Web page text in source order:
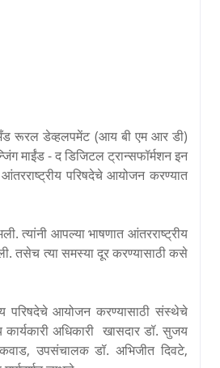
रूरल डेव्हलपमेंट (आय बी एम आर डी)
माईंड - द डिजिटल ट्रान्सफॉर्मशन इन
परिषदेचे आयोजन करण्यात
त्यांनी आपल्या भाषणात आंतरराष्ट्रीय
तसेच त्या समस्या दूर करण्यासाठी कसे
परिषदेचे आयोजन करण्यासाठी संस्थेचे
अधिकारी खासदार डॉ. सुजय
उपसंचालक डॉ. अभिजीत दिवटे,